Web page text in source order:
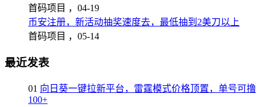
首码项目 ， 04-19
币安注册，新活动抽奖速度去，最低抽到2美刀以上
首码项目 ， 05-14
最近发表
01 向日葵一键拉新平台，雷霆模式价格顶置，单号可撸
100+